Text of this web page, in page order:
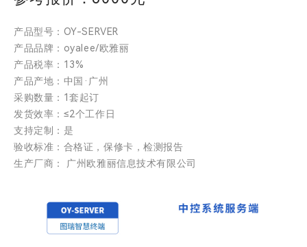
产品型号：OY-SERVER
产品品牌：oyalee/欧雅丽
产品税率：13%
产品产地：中国·广州
采购数量：1套起订
发货效率：≤2个工作日
支持定制：是
验收标准：合格证，保修卡，检测报告
生产厂商： 广州欧雅丽信息技术有限公司